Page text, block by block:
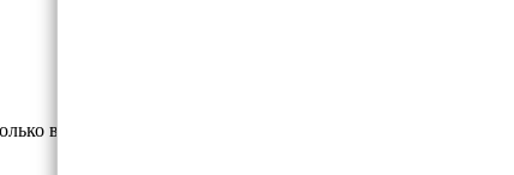
высококлассные материалы.